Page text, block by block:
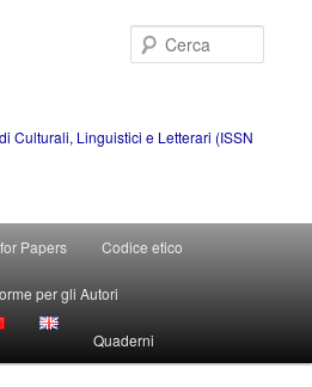
Culturali, Linguistici e Letterari (ISSN
Papers Codice etico
per gli Autori
Quaderni